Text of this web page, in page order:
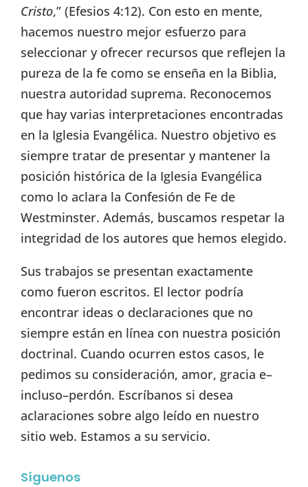
Cristo,” (Efesios 4:12). Con esto en mente,
hacemos nuestro mejor esfuerzo para
seleccionar y ofrecer recursos que reflejen la
pureza de la fe como se enseña en la Biblia,
nuestra autoridad suprema. Reconocemos
que hay varias interpretaciones encontradas
en la Iglesia Evangélica. Nuestro objetivo es
siempre tratar de presentar y mantener la
posición histórica de la Iglesia Evangélica
como lo aclara la Confesión de Fe de
Westminster. Además, buscamos respetar la
integridad de los autores que hemos elegido.
Sus trabajos se presentan exactamente
como fueron escritos. El lector podría
encontrar ideas o declaraciones que no
siempre están en línea con nuestra posición
doctrinal. Cuando ocurren estos casos, le
pedimos su consideración, amor, gracia e–
incluso–perdón. Escríbanos si desea
aclaraciones sobre algo leído en nuestro
sitio web. Estamos a su servicio.
Síguenos